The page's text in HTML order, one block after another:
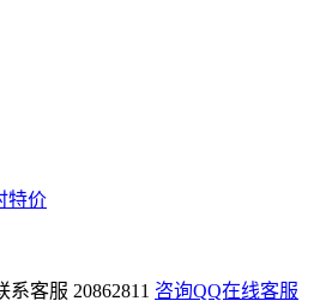
特价
客服 20862811 咨询QQ在线客服